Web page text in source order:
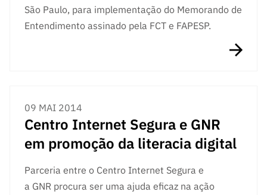
São Paulo, para implementação do Memorando de
Entendimento assinado pela FCT e FAPESP.
09 MAI 2014
Centro Internet Segura e GNR
em promoção da literacia digital
Parceria entre o Centro Internet Segura e
a GNR procura ser uma ajuda eficaz na ação